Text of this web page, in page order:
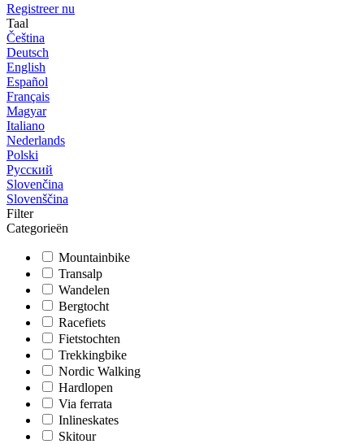
Registreer nu
Taal
Čeština
Deutsch
English
Español
Français
Magyar
Italiano
Nederlands
Polski
Русский
Slovenčina
Slovenščina
Filter
Categorieën
Mountainbike
Transalp
Wandelen
Bergtocht
Racefiets
Fietstochten
Trekkingbike
Nordic Walking
Hardlopen
Via ferrata
Inlineskates
Skitour